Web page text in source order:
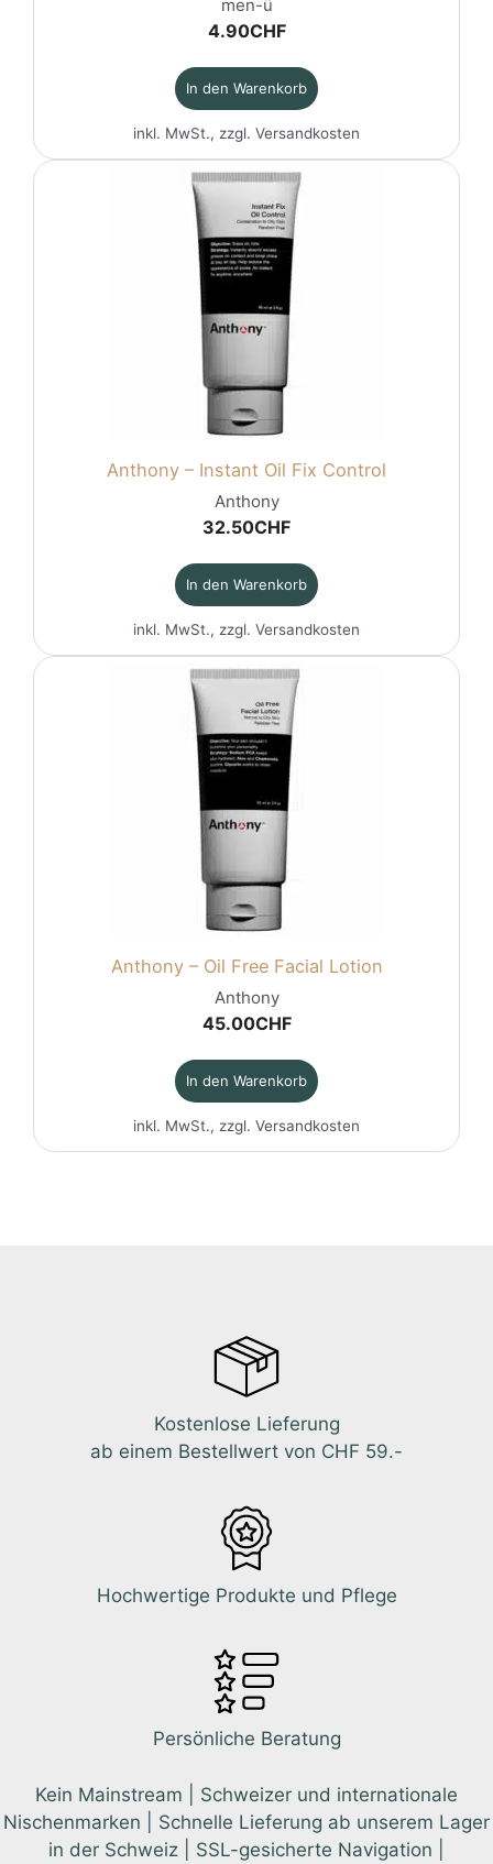
men-ü
4.90CHF
In den Warenkorb
inkl. MwSt., zzgl. Versandkosten
Anthony – Instant Oil Fix Control
Anthony
32.50CHF
In den Warenkorb
inkl. MwSt., zzgl. Versandkosten
Anthony – Oil Free Facial Lotion
Anthony
45.00CHF
In den Warenkorb
inkl. MwSt., zzgl. Versandkosten
Kostenlose Lieferung
ab einem Bestellwert von CHF 59.-
Hochwertige Produkte und Pflege
Persönliche Beratung
Kein Mainstream | Schweizer und internationale
Nischenmarken | Schnelle Lieferung ab unserem Lager
in der Schweiz | SSL-gesicherte Navigation |